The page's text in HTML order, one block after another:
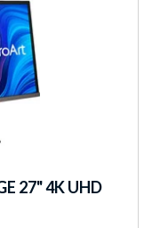
27" 4K UHD